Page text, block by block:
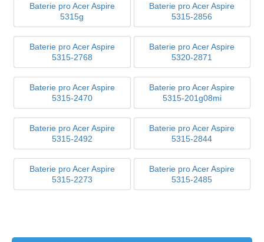
Baterie pro Acer Aspire
5315g
Baterie pro Acer Aspire
5315-2856
Baterie pro Acer Aspire
5315-2768
Baterie pro Acer Aspire
5320-2871
Baterie pro Acer Aspire
5315-2470
Baterie pro Acer Aspire
5315-201g08mi
Baterie pro Acer Aspire
5315-2492
Baterie pro Acer Aspire
5315-2844
Baterie pro Acer Aspire
5315-2273
Baterie pro Acer Aspire
5315-2485